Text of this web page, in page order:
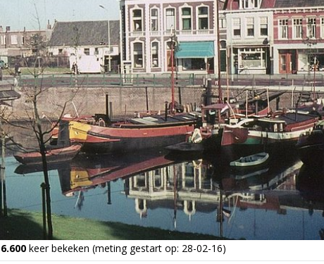
6.600keer bekeken (meting gestart op: 28-02-16)